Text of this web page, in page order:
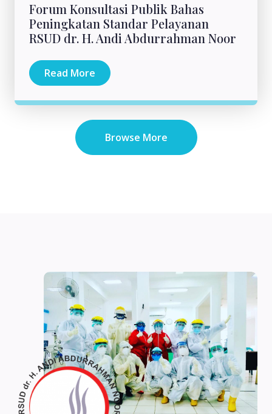
Forum Konsultasi Publik Bahas
Peningkatan Standar Pelayanan
RSUD dr. H. Andi Abdurrahman Noor
Read More
Browse More